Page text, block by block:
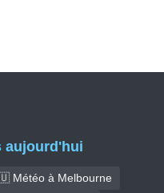
aujourd'hui
Météo à Melbourne